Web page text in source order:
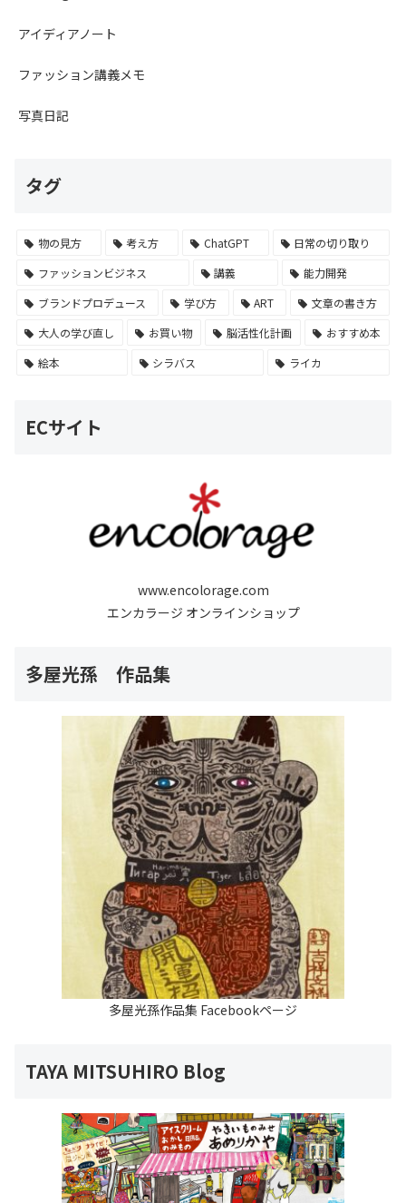
アイディアノート
ファッション講義メモ
写真日記
タグ
物の見方 考え方 ChatGPT
日常の切り取り
ファッションビジネス
講義
能力開発
ブランドプロデュース
学び方 ART
文章の書き方
大人の学び直し
お買い物 脳活性化計画
おすすめ本
絵本
シラバス ライカ
ECサイト
www.encolorage.com
エンカラージ オンラインショップ
多屋光孫 作品集
多屋光孫作品集 Facebookページ
TAYA MITSUHIRO Blog